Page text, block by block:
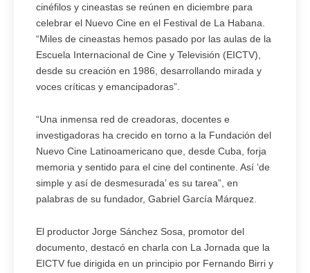
cinéfilos y cineastas se reúnen en diciembre para
celebrar el Nuevo Cine en el Festival de La Habana.
“Miles de cineastas hemos pasado por las aulas de la
Escuela Internacional de Cine y Televisión (EICTV),
desde su creación en 1986, desarrollando mirada y
voces críticas y emancipadoras”.
“Una inmensa red de creadoras, docentes e
investigadoras ha crecido en torno a la Fundación del
Nuevo Cine Latinoamericano que, desde Cuba, forja
memoria y sentido para el cine del continente. Así ‘de
simple y así de desmesurada’ es su tarea”, en
palabras de su fundador, Gabriel García Márquez.
El productor Jorge Sánchez Sosa, promotor del
documento, destacó en charla con La Jornada que la
EICTV fue dirigida en un principio por Fernando Birri y